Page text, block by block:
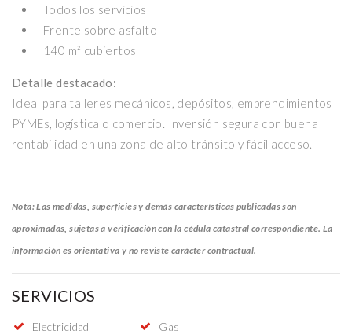
Todos los servicios
Frente sobre asfalto
140 m² cubiertos
Detalle destacado:
Ideal para talleres mecánicos, depósitos, emprendimientos
PYMEs, logística o comercio. Inversión segura con buena
rentabilidad en una zona de alto tránsito y fácil acceso.
Nota: Las medidas, superficies y demás características publicadas son
aproximadas, sujetas a verificación con la cédula catastral correspondiente. La
información es orientativa y no reviste carácter contractual.
SERVICIOS
Electricidad
Gas